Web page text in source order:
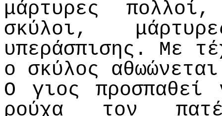
μάρτυρες
σκύλοι,
υπεράσπισης. Με
ο σκύλος
Ο γιος προσπαθεί
ρούχα τον